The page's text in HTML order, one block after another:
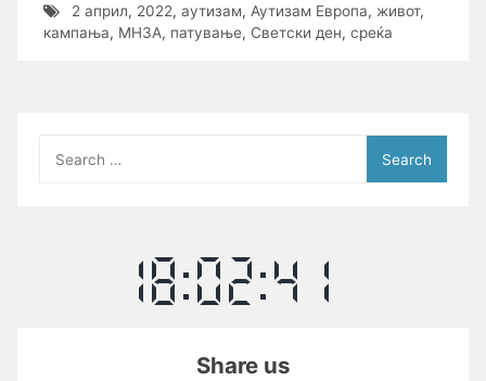
2 април, 2022, аутизам, Аутизам Европа, живот,
кампања, МНЗА, патување, Светски ден, среќа
for:
Share us